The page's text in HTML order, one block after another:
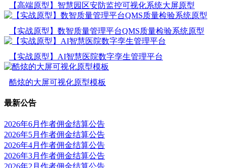
【高端原型】智慧园区安防监控可视化系统大屏原型
【实战原型】数智质量管理平台QMS质量检验系统原型
【实战原型】AI智慧医院数字孪生管理平台
酷炫的大屏可视化原型模板
最新公告
2026年6月作者佣金结算公告
2026年5月作者佣金结算公告
2026年4月作者佣金结算公告
2026年3月作者佣金结算公告